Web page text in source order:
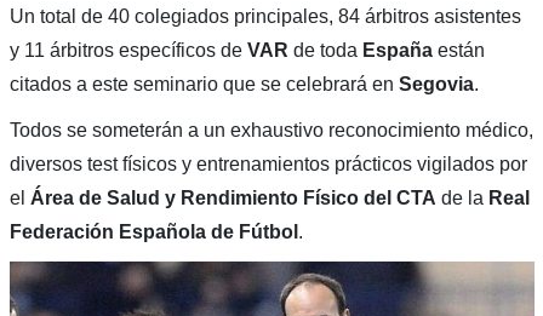
Un total de 40 colegiados principales, 84 árbitros asistentes
y 11 árbitros específicos de VAR de toda España están
citados a este seminario que se celebrará en Segovia.
Todos se someterán a un exhaustivo reconocimiento médico,
diversos test físicos y entrenamientos prácticos vigilados por
el Área de Salud y Rendimiento Físico del CTA de la Real
Federación Española de Fútbol .